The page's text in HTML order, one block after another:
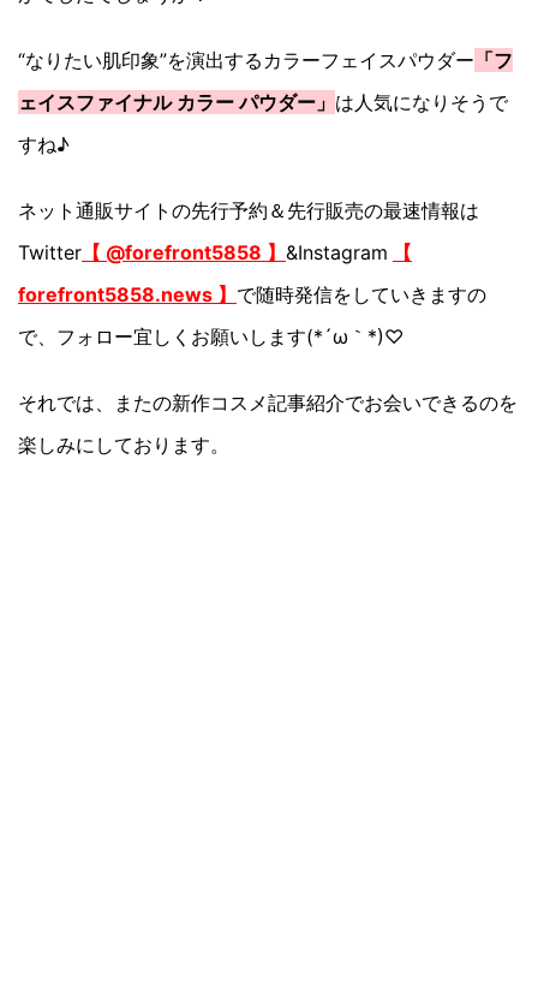
“なりたい肌印象”を演出するカラーフェイスパウダー 「フ
ェイスファイナル カラー パウダー」 は人気になりそうで
すね♪
ネット通販サイトの先行予約＆先行販売の最速情報は
Twitter 【 @forefront5858 】 &Instagram
【
forefront5858.news 】 で随時発信をしていきますの
で、フォロー宜しくお願いします(*´ω｀*)♡
それでは、またの新作コスメ記事紹介でお会いできるのを
楽しみにしております。